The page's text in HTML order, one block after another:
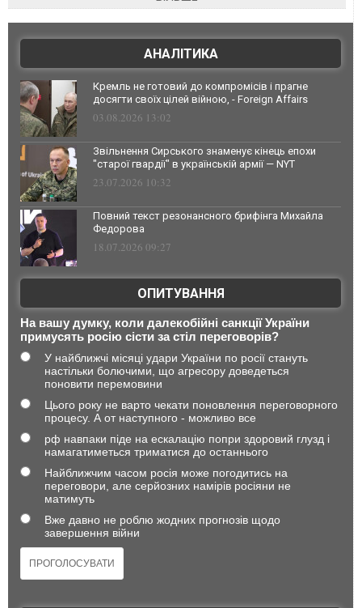
АНАЛІТИКА
Кремль не готовий до компромісів і прагне
досягти своїх цілей війною, - Foreign Affairs
03.08.2026 13:02
Звільнення Сирського знаменує кінець епохи
"старої гвардії" в українській армії — NYT
23.07.2026 10:32
Повний текст резонансного брифінга Михайла
Федорова
18.07.2026 09:27
ОПИТУВАННЯ
На вашу думку, коли далекобійні санкції України
примусять росію сісти за стіл переговорів?
У найближчі місяці удари України по росії стануть
настільки болючими, що агресору доведеться
поновити перемовини
Цього року не варто чекати поновлення переговорного
процесу. А от наступного - можливо все
рф навпаки піде на ескалацію попри здоровий глузд і
намагатиметься триматися до останнього
Найближчим часом росія може погодитись на
переговори, але серйозних намірів росіяни не
матимуть
Вже давно не роблю жодних прогнозів щодо
завершення війни